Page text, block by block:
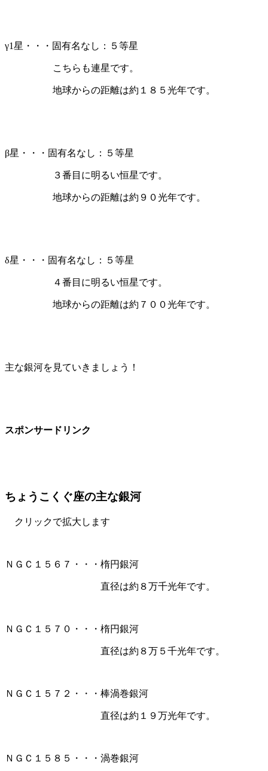
γ1星・・・固有名なし：５等星
こちらも連星です。
地球からの距離は約１８５光年です。
β星・・・固有名なし：５等星
３番目に明るい恒星です。
地球からの距離は約９０光年です。
δ星・・・固有名なし：５等星
４番目に明るい恒星です。
地球からの距離は約７００光年です。
主な銀河を見ていきましょう！
スポンサードリンク
ちょうこくぐ座の主な銀河
クリックで拡大します
ＮＧＣ１５６７・・・楕円銀河
直径は約８万千光年です。
ＮＧＣ１５７０・・・楕円銀河
直径は約８万５千光年です。
ＮＧＣ１５７２・・・棒渦巻銀河
直径は約１９万光年です。
ＮＧＣ１５８５・・・渦巻銀河